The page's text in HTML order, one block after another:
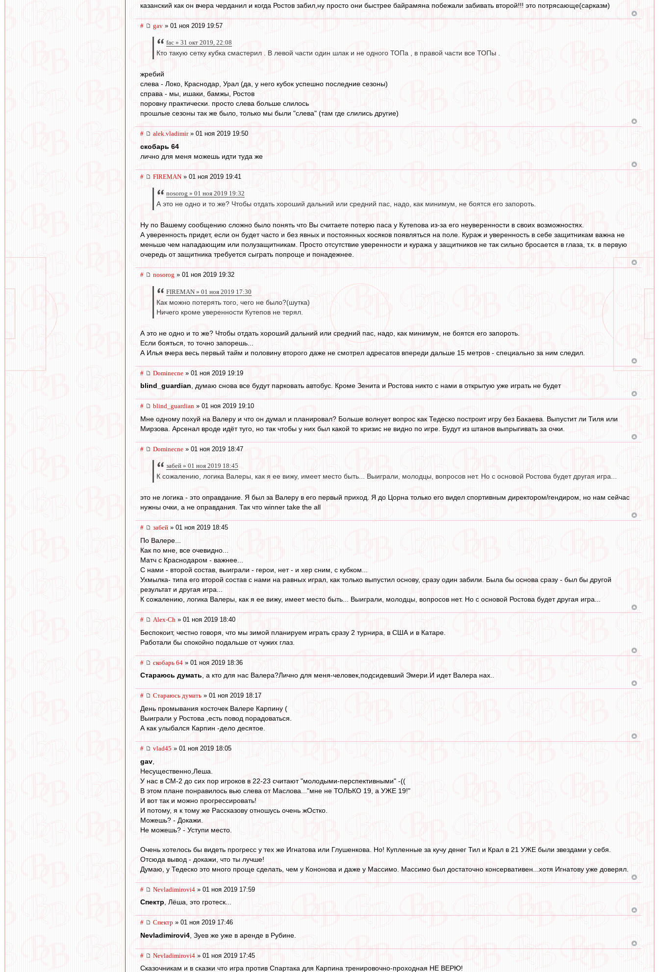
казанский как он вчера черданил и когда Ростов забил,ну просто они быстрее байрамяна побежали забивать второй!!! это потрясающе(сарказм)
# gav » 01 ноя 2019 19:57
fac » 31 окт 2019, 22:08
Кто такую сетку кубка смастерил . В левой части один шлак и не одного ТОПа , в правой части все ТОПы .
жребий
слева - Локо, Краснодар, Урал (да, у него кубок успешно последние сезоны)
справа - мы, ишаки, бамжы, Ростов
поровну практически. просто слева больше слилось
прошлые сезоны так же было, только мы были "слева" (там где слились другие)
# alek.vladimir» 01 ноя 2019 19:50
скобарь 64
лично для меня можешь идти туда же
# FIREMAN » 01 ноя 2019 19:41
nosorog » 01 ноя 2019 19:32
А это не одно и то же? Чтобы отдать хороший дальний или средний пас, надо, как минимум, не боятся его запороть.
Ну по Вашему сообщению сложно было понять что Вы считаете потерю паса у Кутепова из-за его неуверенности в своих возможностях.
А уверенность придет, если он будет часто и без явных и постоянных косяков появляться на поле. Кураж и уверенность в себе защитникам важна не
меньше чем нападающим или полузащитникам. Просто отсутствие уверенности и куража у защитников не так сильно бросается в глаза, т.к. в первую
очередь от защитника требуется сыграть попроще и понадежнее.
# nosorog » 01 ноя 2019 19:32
FIREMAN » 01 ноя 2019 17:30
Как можно потерять того, чего не было?(шутка)
Ничего кроме уверенности Кутепов не терял.
А это не одно и то же? Чтобы отдать хороший дальний или средний пас, надо, как минимум, не боятся его запороть.
Если бояться, то точно запорешь...
А Илья вчера весь первый тайм и половину второго даже не смотрел адресатов впереди дальше 15 метров - специально за ним следил.
# Dominecne » 01 ноя 2019 19:19
blind_guardian, думаю снова все будут парковать автобус. Кроме Зенита и Ростова никто с нами в открытую уже играть не будет
# blind_guardian » 01 ноя 2019 19:10
Мне одному похуй на Валеру и что он думал и планировал? Больше волнует вопрос как Тедеско построит игру без Бакаева. Выпустит ли Тиля или
Мирзова. Арсенал вроде идёт туго, но так чтобы у них был какой то кризис не видно по игре. Будут из штанов выпрыгивать за очки.
# Dominecne » 01 ноя 2019 18:47
забей » 01 ноя 2019 18:45
К сожалению, логика Валеры, как я ее вижу, имеет место быть... Выиграли, молодцы, вопросов нет. Но с основой Ростова будет другая игра...
это не логика - это оправдание. Я был за Валеру в его первый приход. Я до Цорна только его видел спортивным директором/гендиром, но нам сейчас
нужны очки, а не оправдания. Так что winner take the all
# забей » 01 ноя 2019 18:45
По Валере...
Как по мне, все очевидно...
Матч с Краснодаром - важнее...
С нами - второй состав, выиграли - герои, нет - и хер сним, с кубком...
Ухмылка- типа его второй состав с нами на равных играл, как только выпустил основу, сразу один забили. Была бы основа сразу - был бы другой
результат и другая игра...
К сожалению, логика Валеры, как я ее вижу, имеет место быть... Выиграли, молодцы, вопросов нет. Но с основой Ростова будет другая игра...
# Alex-Ch » 01 ноя 2019 18:40
Беспокоит, честно говоря, что мы зимой планируем играть сразу 2 турнира, в США и в Катаре.
Работали бы спокойно подальше от чужих глаз.
# скобарь 64 » 01 ноя 2019 18:36
Стараюсь думать, а кто для нас Валера?Лично для меня-человек,подсидевший Эмери.И идет Валера нах..
# Стараюсь думать » 01 ноя 2019 18:17
День промывания косточек Валере Карпину (
Выиграли у Ростова ,есть повод порадоваться.
А как улыбался Карпин -дело десятое.
# vlad45 » 01 ноя 2019 18:05
gav
Несущественно,Леша.
У нас в СМ-2 до сих пор игроков в 22-23 считают "молодыми-перспективными" -((
В этом плане понравилось вью слева от Маслова..."мне не ТОЛЬКО 19, а УЖЕ 19!"
И вот так и можно прогрессировать!
И потому, я к тому же Рассказову отношусь очень жОстко.
Можешь? - Докажи.
Не можешь? - Уступи место.
Очень хотелось бы видеть прогресс у тех же Игнатова или Глушенкова. Но! Купленные за кучу денег Тил и Крал в 21 УЖЕ были звездами у себя.
Отсюда вывод - докажи, что ты лучше!
Думаю, у Тедеско это много проще сделать, чем у Кононова и даже у Массимо. Массимо был достаточно консервативен...хотя Игнатову уже доверял.
# Nevladimirovi4 » 01 ноя 2019 17:59
Спектр , Лёша, это гротеск...
# Спектр » 01 ноя 2019 17:46
Nevladimirovi4 , Зуев же уже в аренде в Рубине.
# Nevladimirovi4 » 01 ноя 2019 17:45
Сказочникам и в сказки что игра против Спартака для Карпина тренировочно-проходная НЕ ВЕРЮ!